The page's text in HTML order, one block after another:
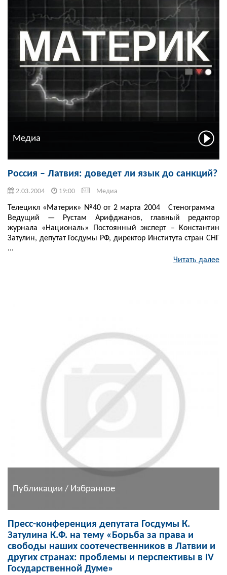
Медиа
Россия – Латвия: доведет ли язык до санкций?
2.03.2004 19:00 Медиа
Телецикл «Материк» №40 от 2 марта 2004 Стенограмма
Ведущий — Рустам Арифджанов, главный редактор
журнала «Националь» Постоянный эксперт – Константин
Затулин, депутат Госдумы РФ, директор Института стран СНГ
...
Читать далее
Публикации / Избранное
Пресс-конференция депутата Госдумы К.
Затулина К.Ф. на тему «Борьба за права и
свободы наших соотечественников в Латвии и
других странах: проблемы и перспективы в IV
Государственной Думе»